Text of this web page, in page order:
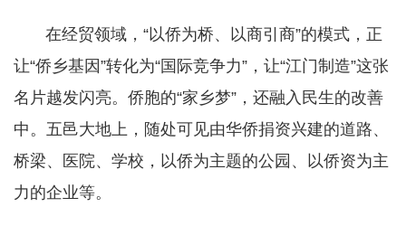
​​​​​​​ 在经贸领域，“以侨为桥、以商引商”的模式，正
让“侨乡基因”转化为“国际竞争力”，让“江门制造”这张
名片越发闪亮。侨胞的“家乡梦”，还融入民生的改善
中。五邑大地上，随处可见由华侨捐资兴建的道路、
桥梁、医院、学校，以侨为主题的公园、以侨资为主
力的企业等。